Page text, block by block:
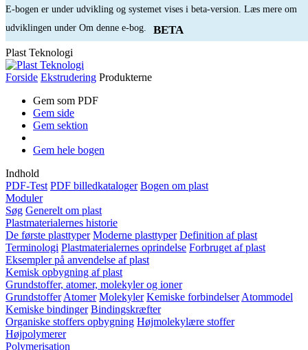
E-bogen er under udvikling og systemet vises i beta-version. Læs mere om
udviklingen under Om denne e-bog.
BETA
Plast Teknologi
Forside Ekstrudering Produkterne
Gem som PDF
Gem side
Gem sektion
Gem hele bogen
Indhold
PDF-Test PDF billedkataloger Bogen om plast
Moduler
Søg Generelt om plast
Plastmaterialernes historie
De første plasttyper Moderne plasttyper Definition af plast
Terminologi Plastmaterialernes oprindelse Forbruget af plast
Eksempler på anvendelse af plast
Kemisk opbygning af plast
Grundstoffer, atomer, molekyler og ioner
Grundstoffer Atomer Molekyler Kemiske forbindelser Atommodel
Kemiske bindinger Bindingskræfter
Organiske stoffers opbygning Højmolekylære stoffer
Højpolymerer
Polymerisation